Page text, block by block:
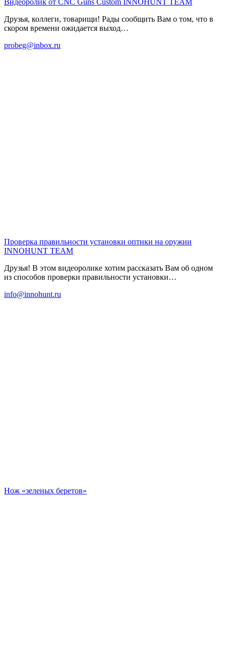
Видеоролик от CNC Guns Custom
INNOHUNT TEAM
Друзья, коллеги, товарищи! Рады сообщить Вам о том, что в
скором времени ожидается выход…
probeg@inbox.ru
Проверка правильности установки оптики на оружии
INNOHUNT TEAM
Друзья! В этом видеоролике хотим рассказать Вам об одном
из способов проверки правильности установки…
info@innohunt.ru
Нож «зеленых беретов»